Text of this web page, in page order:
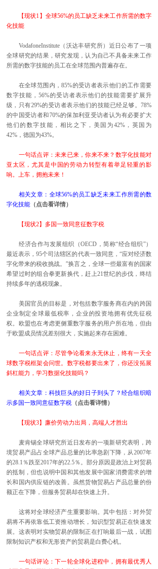
【现状1】全球56%的员工缺乏未来工作所需的数字
化技能
VodafoneInstitute（沃达丰研究所）近日公布了一项
全球研究的结果，研究发现，认为自己不具备未来工作
所需的数字技能的员工在全球范围内普遍存在。
在全球范围内，85%的受访者表示他们的工作需要
数字技能，56%的受访者表示他们的技能需要扩展升
级，只有29%的受访者表示他们的技能已经足够。78%
的中国受访者和70%的保加利亚受访者认为有必要扩大
他们的数字技能，相比之下，美国为42%，英国为
42%，德国为43%。
一句话点评：未来已来，你来不来？数字化技能对
亚太区，尤其是中国的劳动力转型有着举足轻重的影
响。上车，拥抱未来！
相关文章：全球56%的员工缺乏未来工作所需的数
字化技能 （点击看详情）
【现状2】多国一致同意征数字税
经济合作与发展组织（OECD，简称“经合组织”）
最近表示，95个司法辖区的代表一致同意，“应对经济数
字化带来的税收挑战。”换言之，全球一些最富有的国家
希望过时的组合拳更新换代，赶上21世纪的步伐，终结
持续多年的逃税现象。
美国官员的目标是，对包括数字服务商在内的跨国
企业制定全球最低税率，企业的投资地拥有优先征税
权。欧盟也在考虑更侧重数字服务的用户所在地，但由
于欧盟成员情况差别很大，实施起来存在困难。
一句话点评：尽管争论看来永无休止，终有一天全
球数字税框架会问世。数字税都要出来了，你还没拓展
斜杠能力，学习数据化技能吗？
相关文章：科技巨头的好日子到头了？经合组织暗
示多国一致同意征数字税 （点击看详情）
【现状3】廉价劳动力出局，高端人才胜出
麦肯锡全球研究所近日发布的一项新研究表明，跨
境贸易产品占全球产品总量的比率急剧下降，从2007年
的28.1％跌至2017年的22.5％。部分原因是政治上对贸易
的抵制，但也说明中国和其他发展中国家消费需求的增
长和国内供应链的改善。虽然货物贸易占产品总量的份
额正在下降，但服务贸易却在快速上升。
这将对全球经济产生重要影响。其中包括：对外贸
易将不再依靠低工资推动增长，知识型贸易正在快速发
展。这表明对实物贸易的限制正在打响最后一战，试图
限制知识产权和无形资产的贸易是白费心机。
一句话评论：下一轮全球化进程中，拥有最优秀人